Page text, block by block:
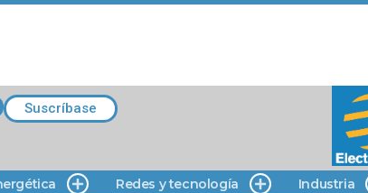
Suscríbase
Redes y tecnología Industria